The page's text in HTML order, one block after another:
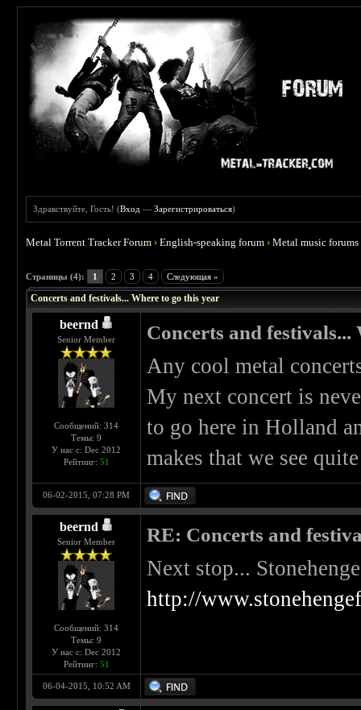
Здравствуйте, Гость! (Вход —Зарегистрироваться)
Metal Torrent Tracker Forum ›English-speaking forum ›Metal music forums
Страницы (4): 1 2 3 4 Следующая »
Concerts and festivals... Where to go this year
beernd
Senior Member
Сообщений: 314
Темы: 9
У нас с: Dec 2012
Рейтинг: 51
Concerts and
Any cool metal
My next concert is
to go here in Holland
makes that we see
06-02-2015, 07:28 PM
beernd
Senior Member
Сообщений: 314
Темы: 9
У нас с: Dec 2012
Рейтинг: 51
RE: Concerts and
Next stop... Stonehenge
http://
06-04-2015, 10:52 AM